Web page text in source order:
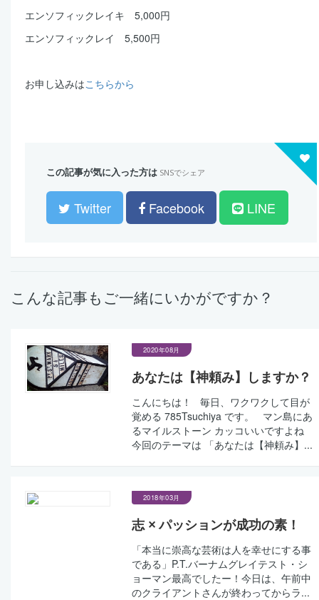
エンソフィックレイキ 5,000円
エンソフィックレイ 5,500円
お申し込みはこちらから
この記事が気に入った方は SNSでシェア
Twitter Facebook LINE
こんな記事もご一緒にいかがですか？
2020年08月
あなたは【神頼み】しますか？
こんにちは！ 毎日、ワクワクして目が
覚める 785Tsuchiya です。 マン島にあ
るマイルストーン カッコいいですよね
今回のテーマは 「あなたは【神頼み】...
2018年03月
志 × パッションが成功の素！
「本当に崇高な芸術は人を幸せにする事
である」P.T.バーナムグレイテスト・シ
ョーマン最高でしたー！今日は、午前中
のクライアントさんが終わってからラ...